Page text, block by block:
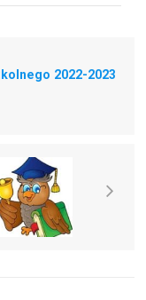
2022-2023